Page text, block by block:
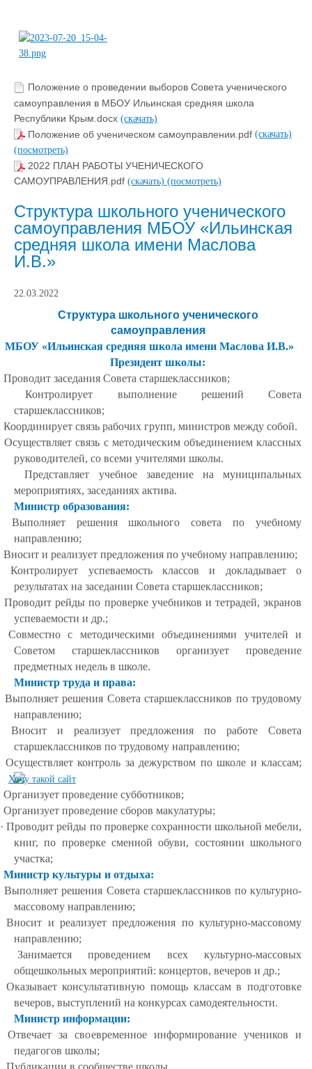
Положение о проведении выборов Совета ученического
самоуправления в МБОУ Ильинская средняя школа
Республики Крым.docx (скачать)
Положение об ученическом самоуправлении.pdf (скачать)
(посмотреть)
2022 ПЛАН РАБОТЫ УЧЕНИЧЕСКОГО
САМОУПРАВЛЕНИЯ.pdf (скачать) (посмотреть)
Структура школьного ученического
самоуправления МБОУ «Ильинская
средняя школа имени Маслова
И.В.»
22.03.2022
Структура школьного ученического
самоуправления
МБОУ «Ильинская средняя школа имени Маслова И.В.»
Президент школы:
Проводит заседания Совета старшеклассников;
Контролирует выполнение решений Совета
старшеклассников;
Координирует связь рабочих групп, министров между собой.
Осуществляет связь с методическим объединением классных
руководителей, со всеми учителями школы.
учебное заведение на муниципальных
мероприятиях, заседаниях актива.
Министр образования:
Выполняет решения школьного совета по учебному
направлению;
Вносит и реализует предложения по учебному направлению;
Контролирует успеваемость классов и докладывает о
результатах на заседании Совета старшеклассников;
Проводит рейды по проверке учебников и тетрадей, экранов
успеваемости и др.;
Совместно с методическими объединениями учителей и
Советом старшеклассников организует проведение
предметных недель в школе.
Министр труда и права:
Выполняет решения Совета старшеклассников по трудовому
направлению;
Вносит и реализует предложения по работе Совета
старшеклассников по трудовому направлению;
Осуществляет контроль за дежурством по школе и классам;
Организует проведение субботников;
Организует проведение сборов макулатуры;
Проводит рейды по проверке сохранности школьной мебели,
книг, по проверке сменной обуви, состоянии школьного
участка;
Министр культуры и отдыха:
Выполняет решения Совета старшеклассников по культурно-
массовому направлению;
Вносит и реализует предложения по культурно-массовому
направлению;
Занимается проведением всех культурно-массовых
общешкольных мероприятий: концертов, вечеров и др.;
Оказывает консультативную помощь классам в подготовке
вечеров, выступлений на конкурсах самодеятельности.
Министр информации:
Отвечает за своевременное информирование учеников и
педагогов школы;
Публикации в сообществе школы.